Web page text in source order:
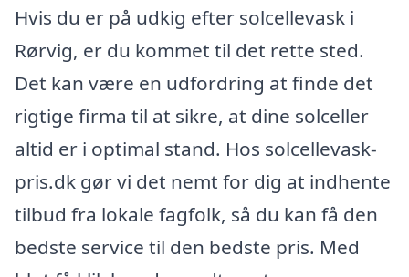
Hvis du er på udkig efter solcellevask i
Rørvig, er du kommet til det rette sted.
Det kan være en udfordring at finde det
rigtige firma til at sikre, at dine solceller
altid er i optimal stand. Hos solcellevask-
pris.dk gør vi det nemt for dig at indhente
tilbud fra lokale fagfolk, så du kan få den
bedste service til den bedste pris. Med